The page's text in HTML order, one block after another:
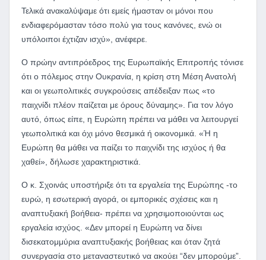
Τελικά ανακαλύψαμε ότι εμείς ήμασταν οι μόνοι που
ενδιαφερόμασταν τόσο πολύ για τους κανόνες, ενώ οι
υπόλοιποι έχτιζαν ισχύ», ανέφερε.
Ο πρώην αντιπρόεδρος της Ευρωπαϊκής Επιτροπής τόνισε
ότι ο πόλεμος στην Ουκρανία, η κρίση στη Μέση Ανατολή
και οι γεωπολιτικές συγκρούσεις απέδειξαν πως «το
παιχνίδι πλέον παίζεται με όρους δύναμης». Για τον λόγο
αυτό, όπως είπε, η Ευρώπη πρέπει να μάθει να λειτουργεί
γεωπολιτικά και όχι μόνο θεσμικά ή οικονομικά. «Ή η
Ευρώπη θα μάθει να παίζει το παιχνίδι της ισχύος ή θα
χαθεί», δήλωσε χαρακτηριστικά.
Ο κ. Σχοινάς υποστήριξε ότι τα εργαλεία της Ευρώπης -το
ευρώ, η εσωτερική αγορά, οι εμπορικές σχέσεις και η
αναπτυξιακή βοήθεια- πρέπει να χρησιμοποιούνται ως
εργαλεία ισχύος. «Δεν μπορεί η Ευρώπη να δίνει
δισεκατομμύρια αναπτυξιακής βοήθειας και όταν ζητά
συνεργασία στο μεταναστευτικό να ακούει “δεν μπορούμε”.